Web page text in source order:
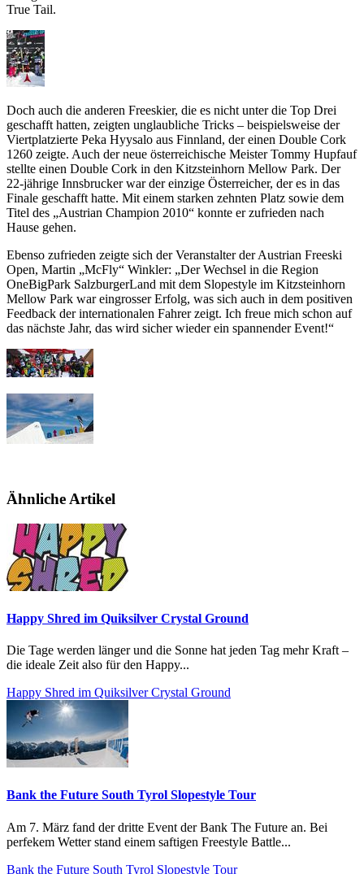
True Tail.
Doch auch die anderen Freeskier, die es nicht unter die Top Drei
geschafft hatten, zeigten unglaubliche Tricks – beispielsweise der
Viertplatzierte Peka Hyysalo aus Finnland, der einen Double Cork
1260 zeigte. Auch der neue österreichische Meister Tommy Hupfauf
stellte einen Double Cork in den Kitzsteinhorn Mellow Park. Der
22-jährige Innsbrucker war der einzige Österreicher, der es in das
Finale geschafft hatte. Mit einem starken zehnten Platz sowie dem
Titel des „Austrian Champion 2010“ konnte er zufrieden nach
Hause gehen.
Ebenso zufrieden zeigte sich der Veranstalter der Austrian Freeski
Open, Martin „McFly“ Winkler: „Der Wechsel in die Region
OneBigPark SalzburgerLand mit dem Slopestyle im Kitzsteinhorn
Mellow Park war eingrosser Erfolg, was sich auch in dem positiven
Feedback der internationalen Fahrer zeigt. Ich freue mich schon auf
das nächste Jahr, das wird sicher wieder ein spannender Event!“
Ähnliche Artikel
Happy Shred im Quiksilver Crystal Ground
Die Tage werden länger und die Sonne hat jeden Tag mehr Kraft –
die ideale Zeit also für den Happy...
Happy Shred im Quiksilver Crystal Ground
Bank the Future South Tyrol Slopestyle Tour
Am 7. März fand der dritte Event der Bank The Future an. Bei
perfekem Wetter stand einem saftigen Freestyle Battle...
Bank the Future South Tyrol Slopestyle Tour